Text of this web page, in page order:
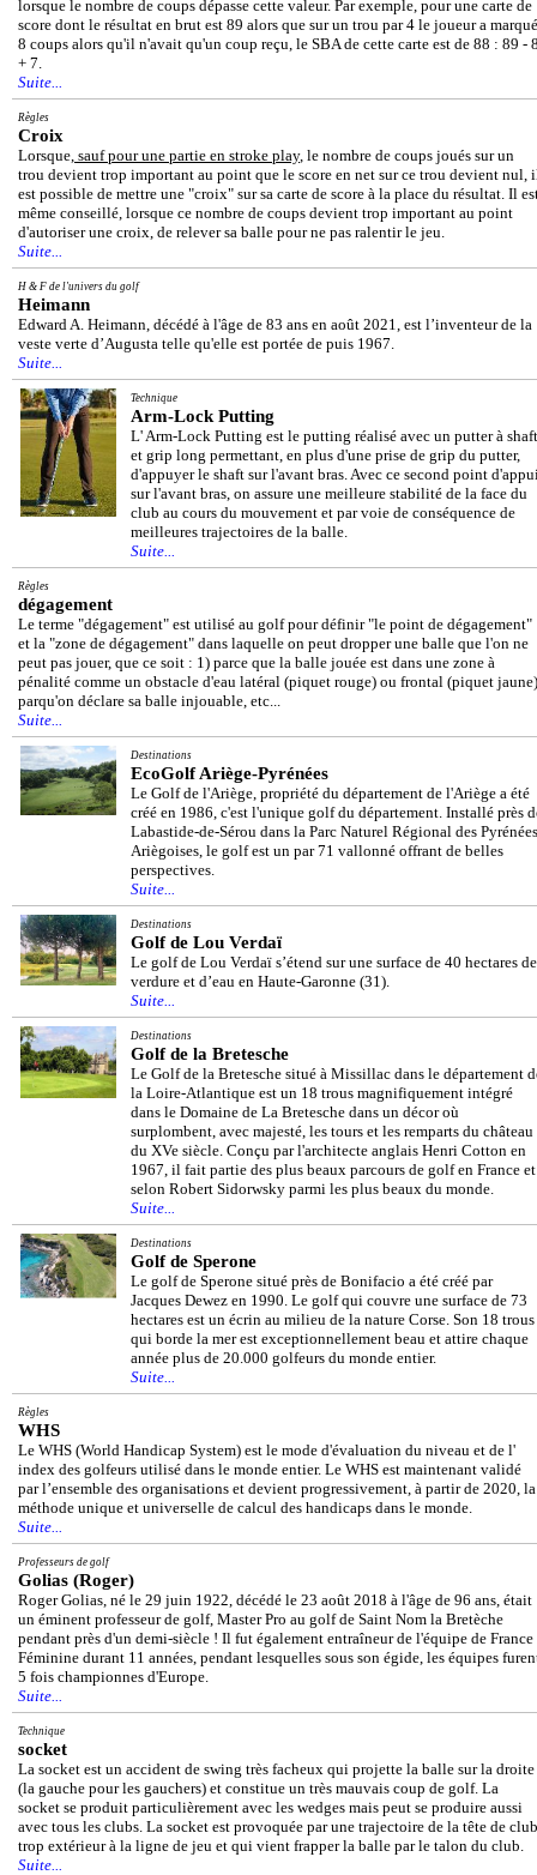
lorsque le nombre de coups dépasse cette valeur. Par exemple, pour une carte de
score dont le résultat en brut est 89 alors que sur un trou par 4 le joueur a marqué
8 coups alors qu'il n'avait qu'un coup reçu, le SBA de cette carte est de 88 : 89 -
+ 7.
Suite...
Règles
Croix
Lorsque, sauf pour une partie en stroke play, le nombre de coups joués sur un
trou devient trop important au point que le score en net sur ce trou devient nul,
est possible de mettre une "croix" sur sa carte de score à la place du résultat. Il
même conseillé, lorsque ce nombre de coups devient trop important au point
d'autoriser une croix, de relever sa balle pour ne pas ralentir le jeu.
Suite...
H & F de l'univers du golf
Heimann
Edward A. Heimann, décédé à l'âge de 83 ans en août 2021, est l’inventeur de la
veste verte d’Augusta telle qu'elle est portée de puis 1967.
Suite...
Technique
Arm-Lock Putting
L' Arm-Lock Putting est le putting réalisé avec un putter à shaft
et grip long permettant, en plus d'une prise de grip du putter,
d'appuyer le shaft sur l'avant bras. Avec ce second point
sur l'avant bras, on assure une meilleure stabilité de la face du
club au cours du mouvement et par voie de conséquence de
meilleures trajectoires de la balle.
Suite...
Règles
dégagement
Le terme "dégagement" est utilisé au golf pour définir "le point de dégagement"
et la "zone de dégagement" dans laquelle on peut dropper une balle que l'on ne
peut pas jouer, que ce soit : 1) parce que la balle jouée est dans une zone à
pénalité comme un obstacle d'eau latéral (piquet rouge) ou frontal (piquet
parqu'on déclare sa balle injouable, etc...
Suite...
Destinations
EcoGolf Ariège-Pyrénées
Le Golf de l'Ariège, propriété du département de l'Ariège a été
créé en 1986, c'est l'unique golf du département. Installé près
Labastide-de-Sérou dans la Parc Naturel Régional des Pyrénées
Ariègoises, le golf est un par 71 vallonné offrant de belles
perspectives.
Suite...
Destinations
Golf de Lou Verdaï
Le golf de Lou Verdaï s’étend sur une surface de 40 hectares de
verdure et d’eau en Haute-Garonne (31).
Suite...
Destinations
Golf de la Bretesche
Le Golf de la Bretesche situé à Missillac dans le département
la Loire-Atlantique est un 18 trous magnifiquement intégré
dans le Domaine de La Bretesche dans un décor où
surplombent, avec majesté, les tours et les remparts du château
du XVe siècle. Conçu par l'architecte anglais Henri Cotton en
1967, il fait partie des plus beaux parcours de golf en France et
selon Robert Sidorwsky parmi les plus beaux du monde.
Suite...
Destinations
Golf de Sperone
Le golf de Sperone situé près de Bonifacio a été créé par
Jacques Dewez en 1990. Le golf qui couvre une surface de 73
hectares est un écrin au milieu de la nature Corse. Son 18 trous
qui borde la mer est exceptionnellement beau et attire chaque
année plus de 20.000 golfeurs du monde entier.
Suite...
Règles
WHS
Le WHS (World Handicap System) est le mode d'évaluation du niveau et de l'
index des golfeurs utilisé dans le monde entier. Le WHS est maintenant validé
par l’ensemble des organisations et devient progressivement, à partir de 2020, la
méthode unique et universelle de calcul des handicaps dans le monde.
Suite...
Professeurs de golf
Golias (Roger)
Roger Golias, né le 29 juin 1922, décédé le 23 août 2018 à l'âge de 96 ans, était
un éminent professeur de golf, Master Pro au golf de Saint Nom la Bretèche
pendant près d'un demi-siècle ! Il fut également entraîneur de l'équipe de France
Féminine durant 11 années, pendant lesquelles sous son égide, les équipes
5 fois championnes d'Europe.
Suite...
Technique
socket
La socket est un accident de swing très facheux qui projette la balle sur la droite
(la gauche pour les gauchers) et constitue un très mauvais coup de golf. La
socket se produit particulièrement avec les wedges mais peut se produire aussi
avec tous les clubs. La socket est provoquée par une trajectoire de la tête de club
trop extérieur à la ligne de jeu et qui vient frapper la balle par le talon du club.
Suite...